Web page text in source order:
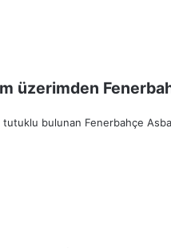
üzerimden
bulunan Fenerbahçe